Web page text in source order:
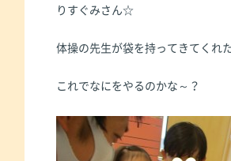
りすぐみさん☆
体操の先生が袋を持ってきてくれ
これでなにをやるのかな～？